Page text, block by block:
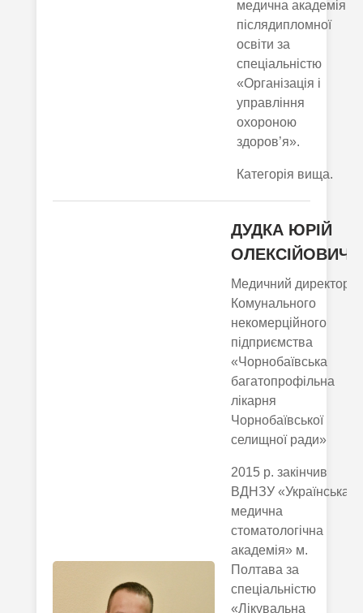
медична академія
післядипломної
освіти за
спеціальністю
«Організація і
управління
охороною
здоров’я».
Категорія вища.
ДУДКА ЮРІЙ
ОЛЕКСІЙОВИЧ
Медичний директор
Комунального
некомерційного
підприємства
«Чорнобаївська
багатопрофільна
лікарня
Чорнобаївської
селищної ради»
2015 р. закінчив
ВДНЗУ «Українська
медична
стоматологічна
академія» м.
Полтава за
спеціальністю
«Лікувальна